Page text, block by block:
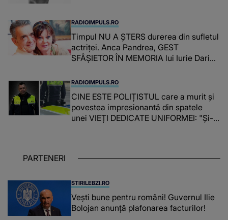
RADIOIMPULS.RO
Timpul NU A ȘTERS durerea din sufletul
actriței. Anca Pandrea, GEST
SFÂȘIETOR ÎN MEMORIA lui Iurie Darie:
timpul parcă..."
RADIOIMPULS.RO
CINE ESTE POLIȚISTUL care a murit și
povestea impresionantă din spatele
unei VIEȚI DEDICATE UNIFORMEI: "Și-a
PARTENERI
STIRILEBZI.RO
Vești bune pentru români! Guvernul Ilie
Bolojan anunță plafonarea facturilor!